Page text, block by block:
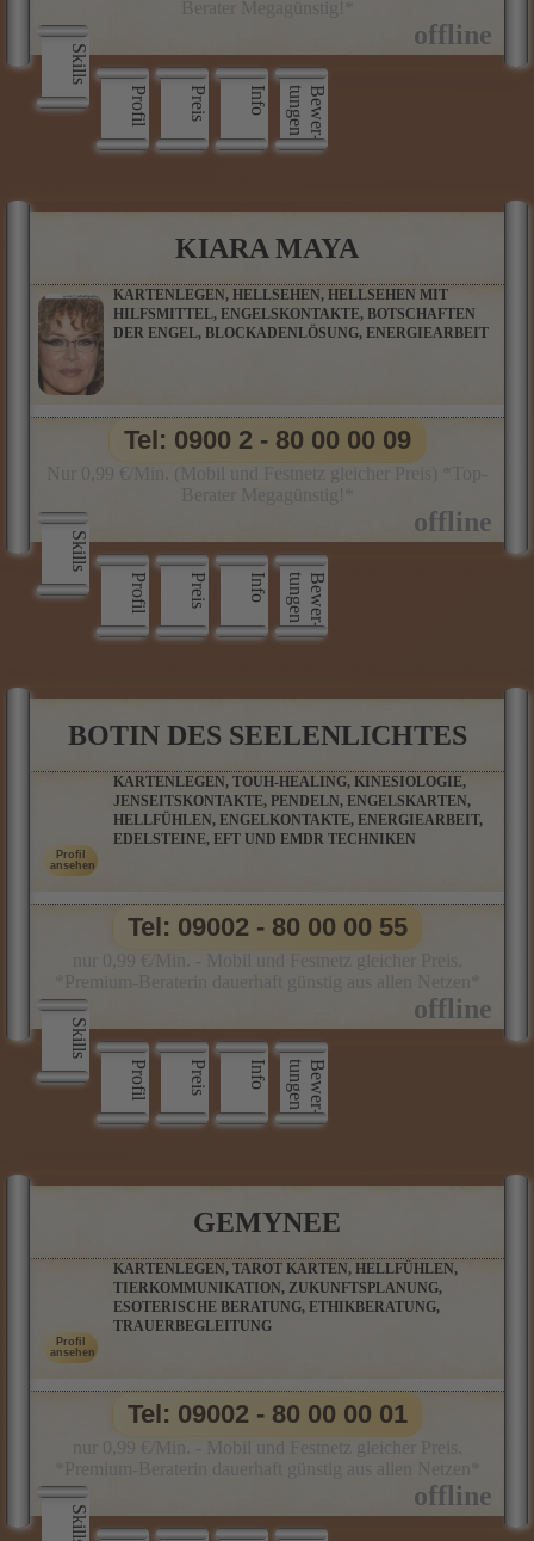
Skills
Profil
Preis Info B
e
w
e
r
­
t
u
n
g
e
n
KIARA MAYA
KARTENLEGEN, HELLSEHEN, HELLSEHEN MIT
HILFSMITTEL, ENGELSKONTAKTE, BOTSCHAFTEN
DER ENGEL, BLOCKADENLÖSUNG, ENERGIEARBEIT
Skills
Profil
Preis Info B
e
w
e
r
­
t
u
n
g
e
n
Tel: 0900 2 - 80 00 00 09
BOTIN DES SEELENLICHTES
KARTENLEGEN, TOUH-HEALING, KINESIOLOGIE,
JENSEITSKONTAKTE, PENDELN, ENGELSKARTEN,
HELLFÜHLEN, ENGELKONTAKTE, ENERGIEARBEIT,
EDELSTEINE, EFT UND EMDR TECHNIKEN
Skills
Profil
Preis Info B
e
w
e
r
­
t
u
n
g
e
n
Tel: 09002 - 80 00 00 55
GEMYNEE
KARTENLEGEN, TAROT KARTEN, HELLFÜHLEN,
TIERKOMMUNIKATION, ZUKUNFTSPLANUNG,
ESOTERISCHE BERATUNG, ETHIKBERATUNG,
TRAUERBEGLEITUNG
Skills
Tel: 09002 - 80 00 00 01